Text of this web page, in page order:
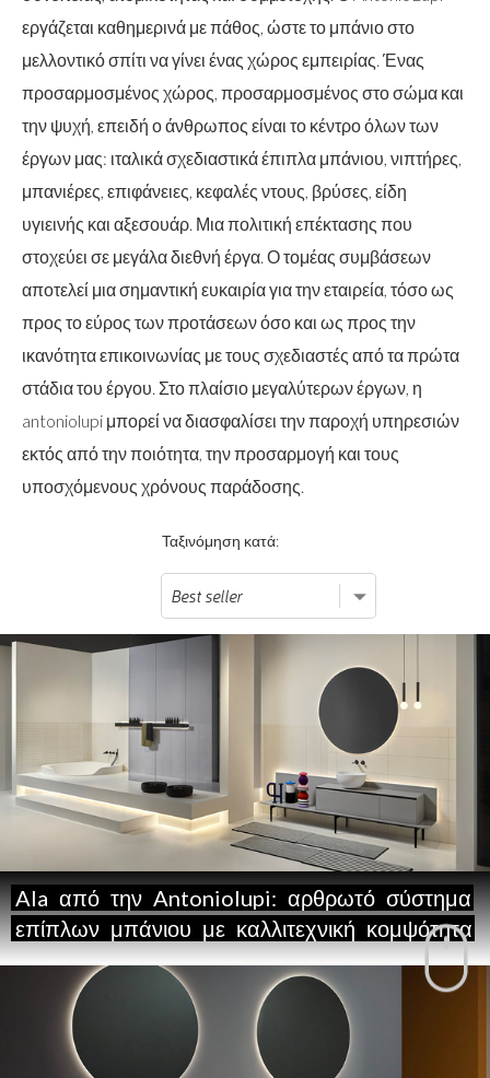
εργάζεται καθημερινά με πάθος, ώστε το μπάνιο στο
μελλοντικό σπίτι να γίνει ένας χώρος εμπειρίας. Ένας
προσαρμοσμένος χώρος, προσαρμοσμένος στο σώμα και
την ψυχή, επειδή ο άνθρωπος είναι το κέντρο όλων των
έργων μας: ιταλικά σχεδιαστικά έπιπλα μπάνιου, νιπτήρες,
μπανιέρες, επιφάνειες, κεφαλές ντους, βρύσες, είδη
υγιεινής και αξεσουάρ. Μια πολιτική επέκτασης που
στοχεύει σε μεγάλα διεθνή έργα. Ο τομέας συμβάσεων
αποτελεί μια σημαντική ευκαιρία για την εταιρεία, τόσο ως
προς το εύρος των προτάσεων όσο και ως προς την
ικανότητα επικοινωνίας με τους σχεδιαστές από τα πρώτα
στάδια του έργου. Στο πλαίσιο μεγαλύτερων έργων, η
antoniolupi μπορεί να διασφαλίσει την παροχή υπηρεσιών
εκτός από την ποιότητα, την προσαρμογή και τους
υποσχόμενους χρόνους παράδοσης.
Ταξινόμηση κατά:
Ala από την Antoniolupi: αρθρωτό σύστημα
επίπλων μπάνιου με καλλιτεχνική κομψότητα